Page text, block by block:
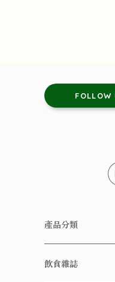
FOLLOW
產品分類
有機/無農藥新鮮
飲食雜誌